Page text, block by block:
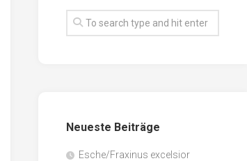
Faserwerkstoffe
Neueste Beiträge
Esche/Fraxinus excelsior